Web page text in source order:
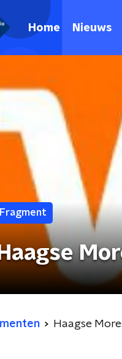
Home Nieuws
Fragment
Haagse